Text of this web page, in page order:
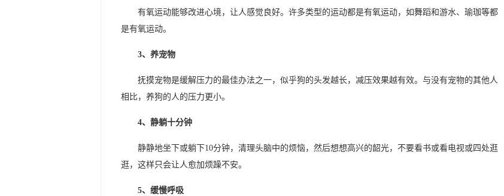
有氧运动能够改进心境，让人感觉良好。许多类型的运动都是有氧运动，如舞蹈和游水、瑜珈等都
是有氧运动。
3、养宠物
抚摸宠物是缓解压力的最佳办法之一，似乎狗的头发越长，减压效果越有效。与没有宠物的其他人
相比，养狗的人的压力更小。
4、静躺十分钟
静静地坐下或躺下10分钟，清理头脑中的烦恼，然后想想高兴的韶光，不要看书或看电视或四处逛
逛，这样只会让人愈加烦躁不安。
5、缓慢呼吸